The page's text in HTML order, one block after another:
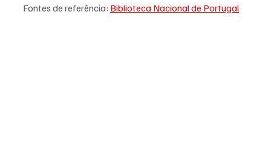
Fontes de referência: Biblioteca Nacional de Portugal